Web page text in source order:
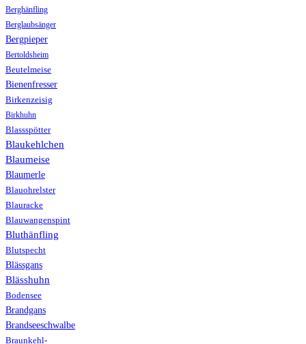
Berghänfling
Berglaubsänger
Bergpieper
Bertoldsheim
Beutelmeise
Bienenfresser
Birkenzeisig
Birkhuhn
Blassspötter
Blaukehlchen
Blaumeise
Blaumerle
Blauohrelster
Blauracke
Blauwangenspint
Bluthänfling
Blutspecht
Blässgans
Blässhuhn
Bodensee
Brandgans
Brandseeschwalbe
Braunkehl-